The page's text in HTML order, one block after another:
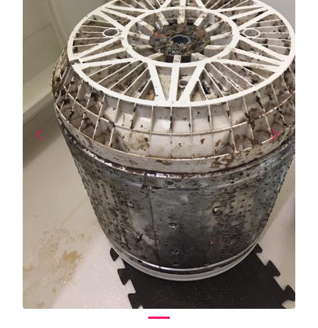
arrow_back_iosPrevious arrow_forward_iosNext